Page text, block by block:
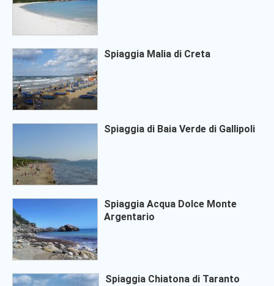
Spiaggia Malia di Creta
Spiaggia di Baia Verde di Gallipoli
Spiaggia Acqua Dolce Monte
Argentario
Spiaggia Chiatona di Taranto